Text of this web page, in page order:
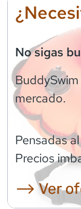
No sigas
BuddySwim
mercado.
Pensadas
Precios
⟶ Ver